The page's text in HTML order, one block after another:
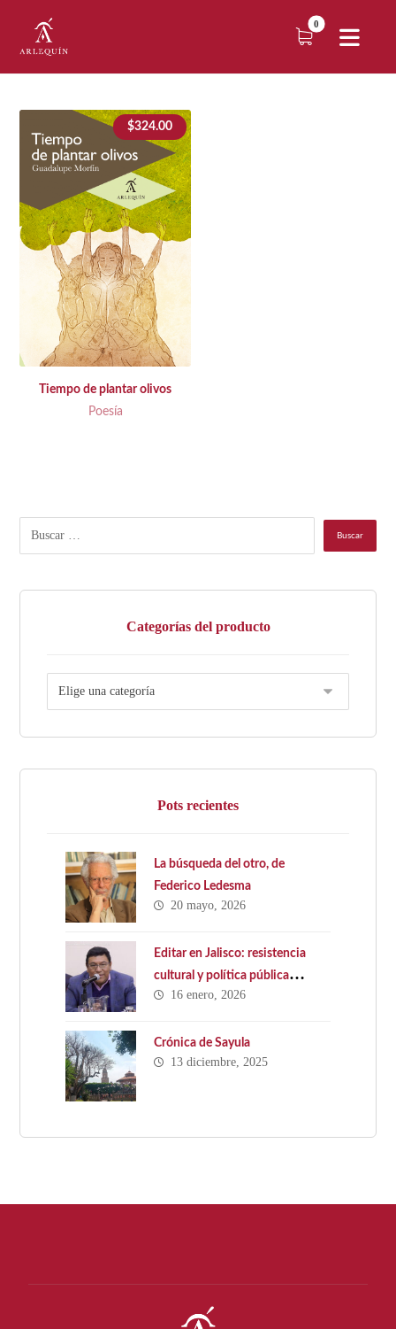
Tiempo de plantar olivos
Poesía
$324.00
Categorías del producto
Pots recientes
La búsqueda del otro, de
Federico Ledesma
20 mayo, 2026
Editar en Jalisco: resistencia
cultural y política pública
ausente. Hacia una Ley Estatal
16 enero, 2026
Crónica de Sayula
13 diciembre, 2025